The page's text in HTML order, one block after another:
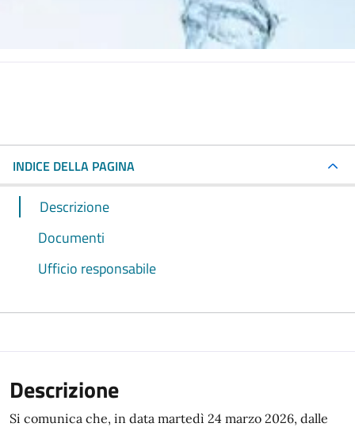
INDICE DELLA PAGINA
Descrizione
Documenti
Ufficio responsabile
Descrizione
Si comunica che, in data martedì 24 marzo 2026, dalle